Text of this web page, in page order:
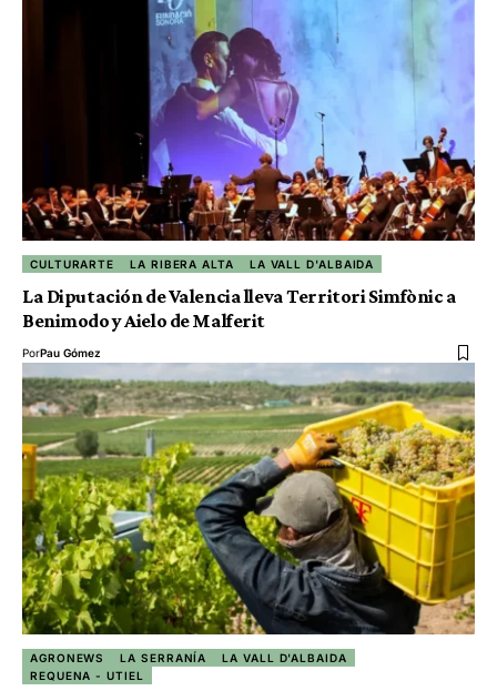
CULTURARTE LA RIBERA ALTA LA VALL D'ALBAIDA
La Diputación de Valencia lleva Territori Simfònic a
Benimodo y Aielo de Malferit
PorPau Gómez
AGRONEWS LA SERRANÍA
LA VALL D'ALBAIDA
REQUENA - UTIEL